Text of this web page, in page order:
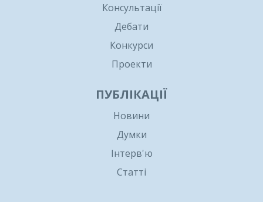
Консультації
Дебати
Конкурси
Проекти
ПУБЛІКАЦІЇ
Новини
Думки
Інтерв'ю
Статті